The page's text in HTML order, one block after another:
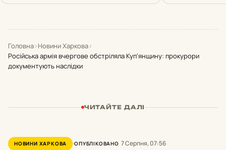
Головна›Новини Харкова›
Російська армія вчергове обстріляла Куп‘янщину: прокурори
документують наслідки
ЧИТАЙТЕ ДАЛІ
НОВИНИ ХАРКОВА ОПУБЛІКОВАНО 7 Серпня, 07:56